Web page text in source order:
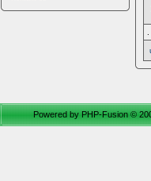
Powered byPHP-Fusion©